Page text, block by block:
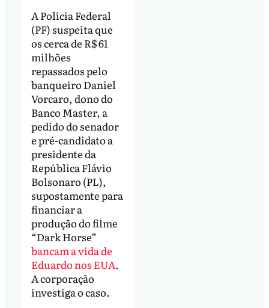
A Polícia Federal
(PF) suspeita que
os cerca de R$ 61
milhões
repassados pelo
banqueiro Daniel
Vorcaro, dono do
Banco Master, a
pedido do senador
e pré-candidato a
presidente da
República Flávio
Bolsonaro (PL),
supostamente para
financiar a
produção do filme
“Dark Horse”
bancam a vida de
Eduardo nos EUA.
A corporação
investiga o caso.